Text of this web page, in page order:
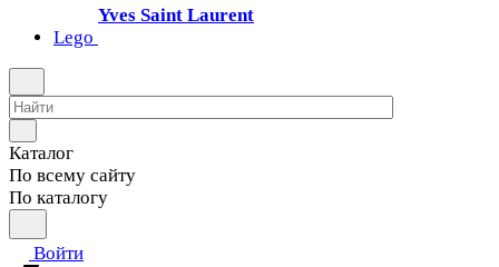
Yves Saint Laurent
Lego
Каталог
По всему сайту
По каталогу
Войти